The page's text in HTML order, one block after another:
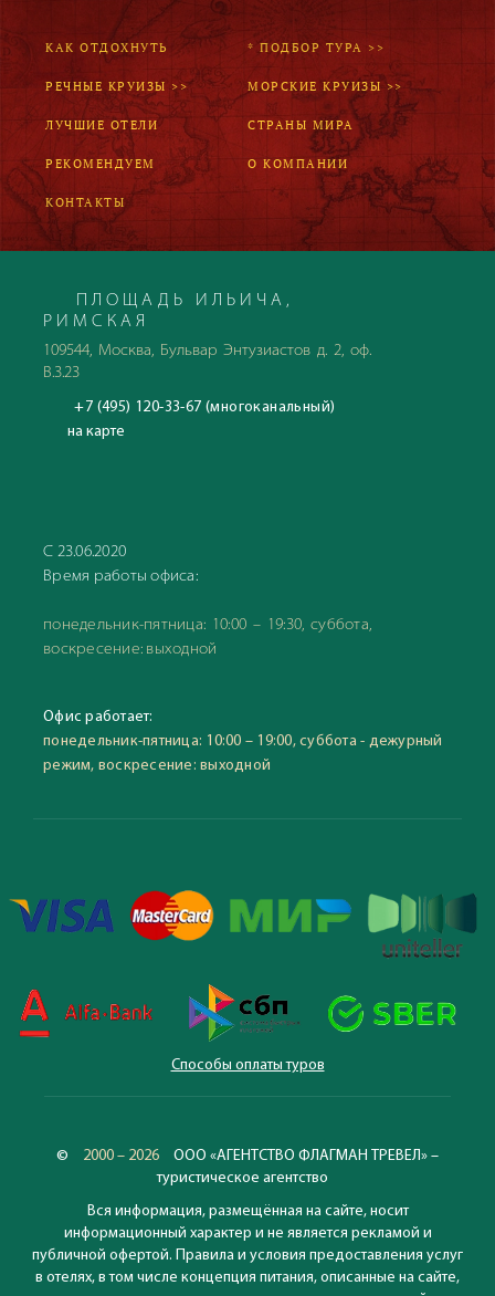
КАК ОТДОХНУТЬ * ПОДБОР ТУРА >>
РЕЧНЫЕ КРУИЗЫ >> МОРСКИЕ КРУИЗЫ >>
ЛУЧШИЕ ОТЕЛИ СТРАНЫ МИРА
РЕКОМЕНДУЕМ О КОМПАНИИ
КОНТАКТЫ
ПЛОЩАДЬ ИЛЬИЧА,
РИМСКАЯ
109544, Москва, Бульвар Энтузиастов д. 2, оф.
В.3.23
+7 (495) 120-33-67 (многоканальный)
на карте
С 23.06.2020
Время работы офиса:
понедельник-пятница: 10:00 – 19:30, суббота,
воскресение: выходной
Офис работает:
понедельник-пятница: 10:00 – 19:00, суббота - дежурный
режим, воскресение: выходной
Способы оплаты туров
© 2000 – 2026
ООО «АГЕНТСТВО ФЛАГМАН ТРЕВЕЛ» –
туристическое агентство
Вся информация, размещённая на сайте, носит
информационный характер и не является рекламой и
публичной офертой. Правила и условия предоставления услуг
в отелях, в том числе концепция питания, описанные на сайте,